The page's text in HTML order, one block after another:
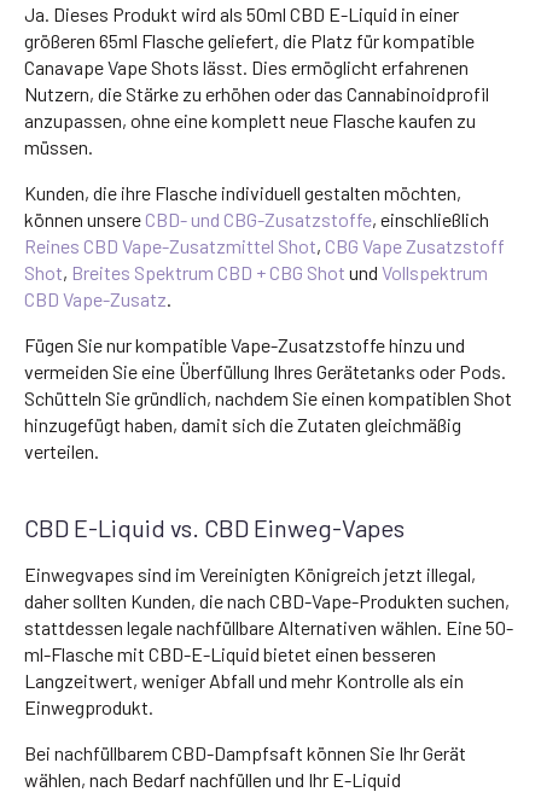
Ja. Dieses Produkt wird als 50ml CBD E-Liquid in einer
größeren 65ml Flasche geliefert, die Platz für kompatible
Canavape Vape Shots lässt. Dies ermöglicht erfahrenen
Nutzern, die Stärke zu erhöhen oder das Cannabinoidprofil
anzupassen, ohne eine komplett neue Flasche kaufen zu
müssen.
Kunden, die ihre Flasche individuell gestalten möchten,
können unsere CBD- und CBG-Zusatzstoffe, einschließlich
Reines CBD Vape-Zusatzmittel Shot, CBG Vape Zusatzstoff
Shot, Breites Spektrum CBD + CBG Shot und Vollspektrum
CBD Vape-Zusatz
Fügen Sie nur kompatible Vape-Zusatzstoffe hinzu und
vermeiden Sie eine Überfüllung Ihres Gerätetanks oder Pods.
Schütteln Sie gründlich, nachdem Sie einen kompatiblen Shot
hinzugefügt haben, damit sich die Zutaten gleichmäßig
verteilen.
CBD E-Liquid vs. CBD Einweg-Vapes
Einwegvapes sind im Vereinigten Königreich jetzt illegal,
daher sollten Kunden, die nach CBD-Vape-Produkten suchen,
stattdessen legale nachfüllbare Alternativen wählen. Eine 50-
ml-Flasche mit CBD-E-Liquid bietet einen besseren
Langzeitwert, weniger Abfall und mehr Kontrolle als ein
Einwegprodukt.
Bei nachfüllbarem CBD-Dampfsaft können Sie Ihr Gerät
wählen, nach Bedarf nachfüllen und Ihr E-Liquid